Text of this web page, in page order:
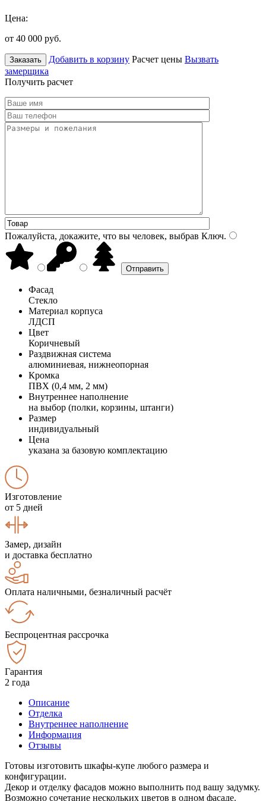
Цена:
от 40 000 руб.
Заказать Добавить в корзину Расчет цены Вызвать
замерщика
Получить расчет
Пожалуйста, докажите, что вы человек, выбрав Ключ.
Фасад
Стекло
Материал корпуса
ЛДСП
Цвет
Коричневый
Раздвижная система
алюминиевая, нижнеопорная
Кромка
ПВХ (0,4 мм, 2 мм)
Внутреннее наполнение
на выбор (полки, корзины, штанги)
Размер
индивидуальный
Цена
указана за базовую комплектацию
Изготовление
от 5 дней
Замер, дизайн
и доставка бесплатно
Оплата наличными, безналичный расчёт
Беспроцентная рассрочка
Гарантия
2 года
Описание
Отделка
Внутреннее наполнение
Информация
Отзывы
Готовы изготовить шкафы-купе любого размера и
конфигурации.
Декор и отделку фасадов можно выполнить под вашу задумку.
Возможно сочетание нескольких цветов в одном фасаде.